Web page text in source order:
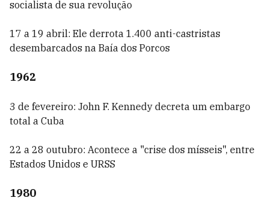
socialista de sua revolução
17 a 19 abril: Ele derrota 1.400 anti-castristas
desembarcados na Baía dos Porcos
1962
3 de fevereiro: John F. Kennedy decreta um embargo
total a Cuba
22 a 28 outubro: Acontece a "crise dos mísseis", entre
Estados Unidos e URSS
1980